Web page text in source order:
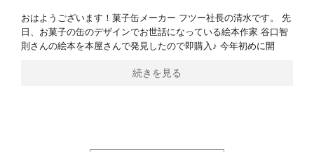
おはようございます！菓子缶メーカー フツー社長の清水です。 先
日、お菓子の缶のデザインでお世話になっている絵本作家 谷口智
則さんの絵本を本屋さんで発見したので即購入♪ 今年初めに開
続きを見る